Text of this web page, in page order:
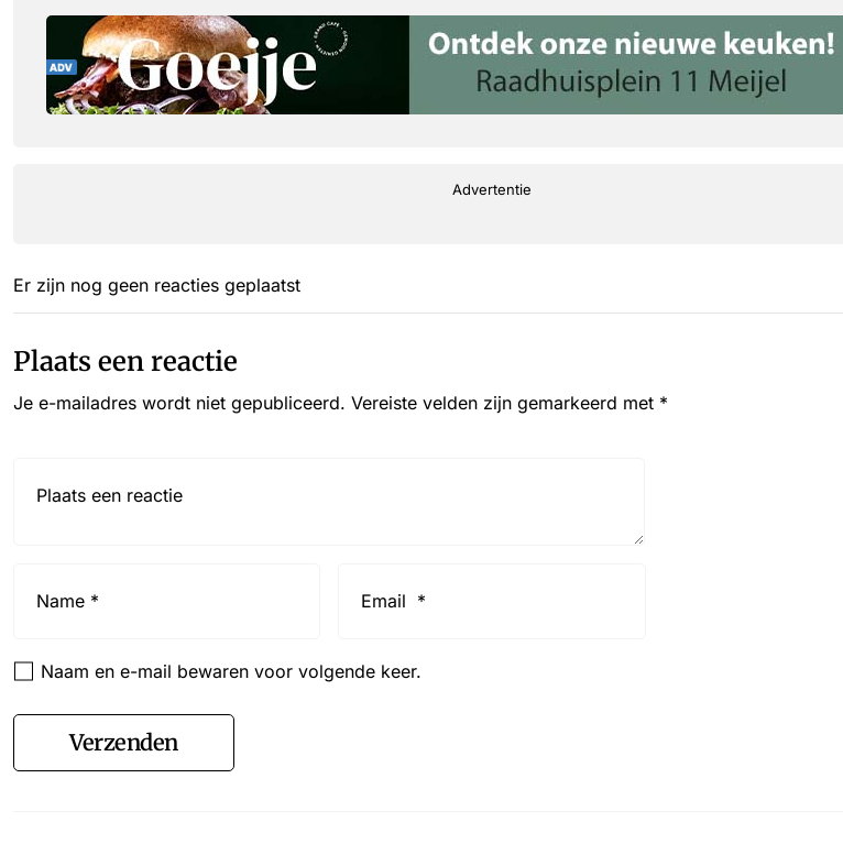
Advertentie
Er zijn nog geen reacties geplaatst
Plaats een reactie
Je e-mailadres wordt niet gepubliceerd. Vereiste velden zijn gemarkeerd met *
Naam en e-mail bewaren voor volgende keer.
Verzenden